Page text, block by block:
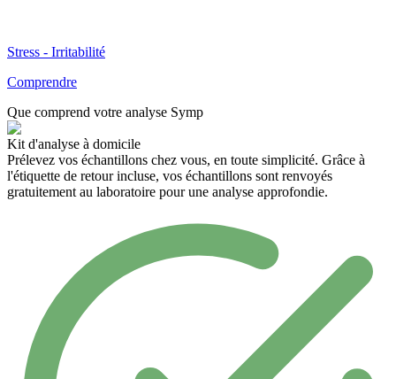
Stress - Irritabilité
Comprendre
Que comprend votre analyse Symp
Kit d'analyse à domicile
Prélevez vos échantillons chez vous, en toute simplicité. Grâce à
l'étiquette de retour incluse, vos échantillons sont renvoyés
gratuitement au laboratoire pour une analyse approfondie.